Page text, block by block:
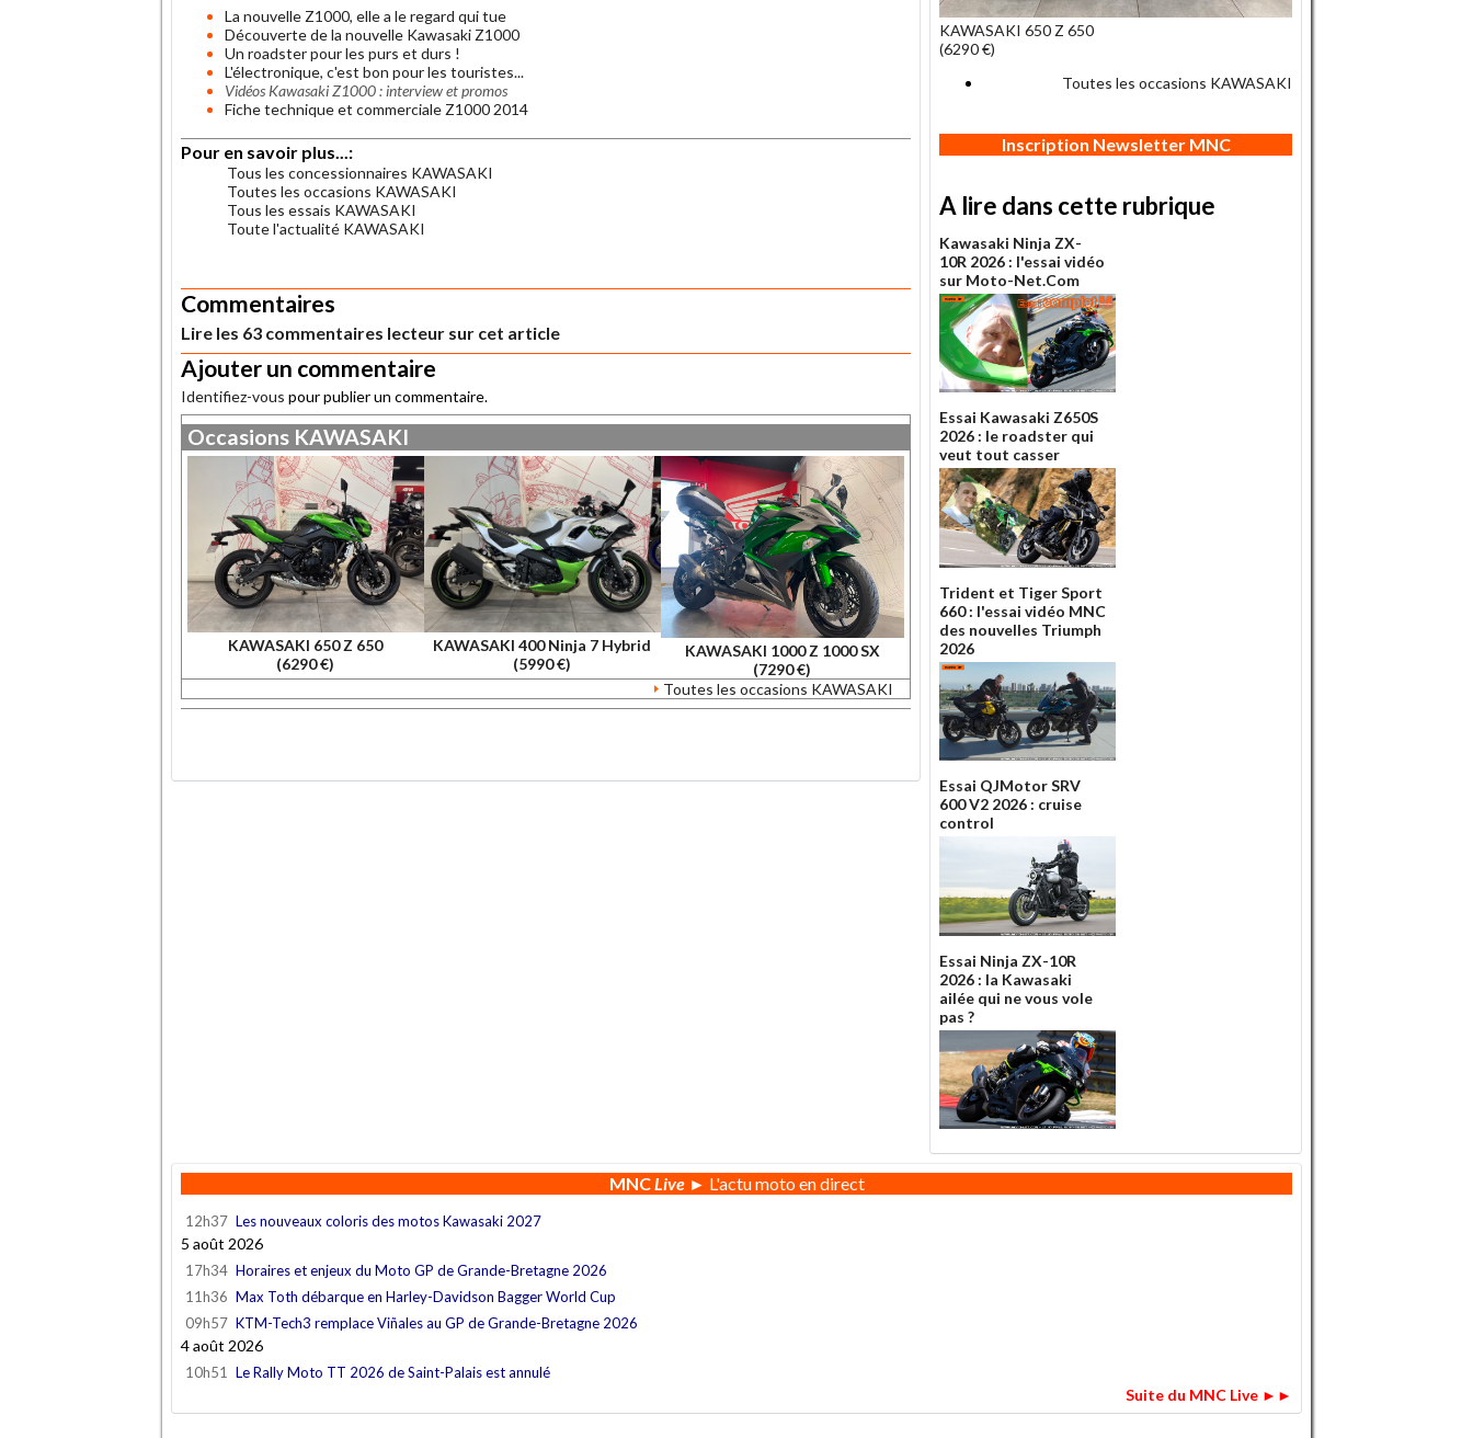
La nouvelle Z1000, elle a le regard qui tue
Découverte de la nouvelle Kawasaki Z1000
Un roadster pour les purs et durs !
L'électronique, c'est bon pour les touristes...
Vidéos Kawasaki Z1000 : interview et promos
Fiche technique et commerciale Z1000 2014
Pour en savoir plus...:
Tous les concessionnaires KAWASAKI
Toutes les occasions KAWASAKI
Tous les essais KAWASAKI
Toute l'actualité KAWASAKI
Commentaires
Lire les 63 commentaires lecteur sur cet article
Ajouter un commentaire
Identifiez-vous pour publier un commentaire.
Occasions KAWASAKI
KAWASAKI 650 Z 650
(6290 €)
KAWASAKI 400 Ninja 7 Hybrid
(5990 €)
KAWASAKI 1000 Z 1000 SX
(7290 €)
Toutes les occasions KAWASAKI
KAWASAKI 650 Z 650
(6290 €)
Toutes les occasions KAWASAKI
Inscription Newsletter MNC
A lire dans cette rubrique
Kawasaki Ninja ZX-
10R 2026 : l'essai vidéo
sur Moto-Net.Com
Essai Kawasaki Z650S
2026 : le roadster qui
veut tout casser
Trident et Tiger Sport
660 : l'essai vidéo MNC
des nouvelles Triumph
2026
Essai QJMotor SRV
600 V2 2026 : cruise
control
Essai Ninja ZX-10R
2026 : la Kawasaki
ailée qui ne vous vole
pas ?
MNCLive► L'actu moto en direct
12h37 Les nouveaux coloris des motos Kawasaki 2027
5 août 2026
17h34 Horaires et enjeux du Moto GP de Grande-Bretagne 2026
11h36 Max Toth débarque en Harley-Davidson Bagger World Cup
09h57 KTM-Tech3 remplace Viñales au GP de Grande-Bretagne 2026
4 août 2026
10h51 Le Rally Moto TT 2026 de Saint-Palais est annulé
Suite du MNC Live ►►